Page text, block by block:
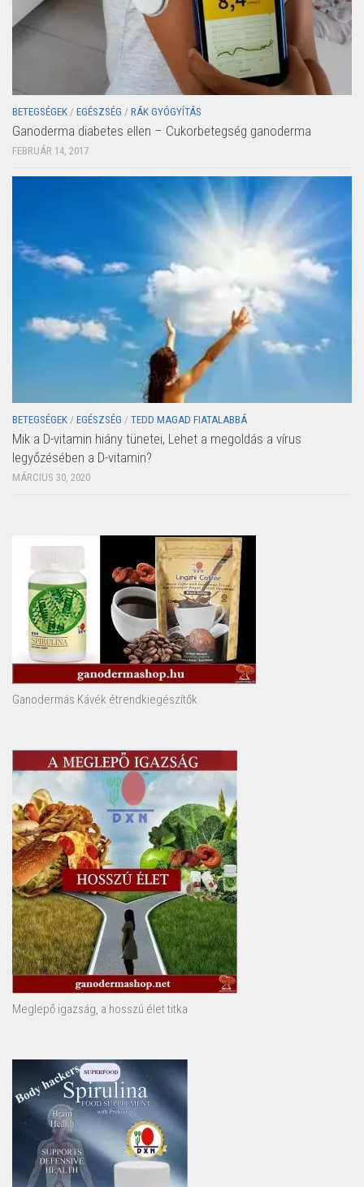
BETEGSÉGEK / EGÉSZSÉG / RÁK GYÓGYÍTÁS
Ganoderma diabetes ellen – Cukorbetegség ganoderma
FEBRUÁR 14, 2017
BETEGSÉGEK / EGÉSZSÉG / TEDD MAGAD FIATALABBÁ
Mik a D-vitamin hiány tünetei, Lehet a megoldás a vírus
legyőzésében a D-vitamin?
MÁRCIUS 30, 2020
Ganodermás Kávék étrendkiegészítők
Meglepő igazság, a hosszú élet titka